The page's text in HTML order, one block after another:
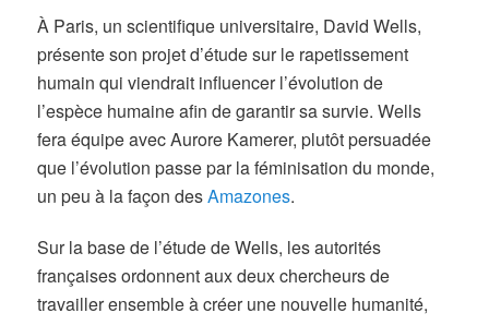
À Paris, un scientifique universitaire, David Wells,
présente son projet d’étude sur le rapetissement
humain qui viendrait influencer l’évolution de
l’espèce humaine afin de garantir sa survie. Wells
fera équipe avec Aurore Kamerer, plutôt persuadée
que l’évolution passe par la féminisation du monde,
un peu à la façon desAmazones.
Sur la base de l’étude de Wells, les autorités
françaises ordonnent aux deux chercheurs de
travailler ensemble à créer une nouvelle humanité,